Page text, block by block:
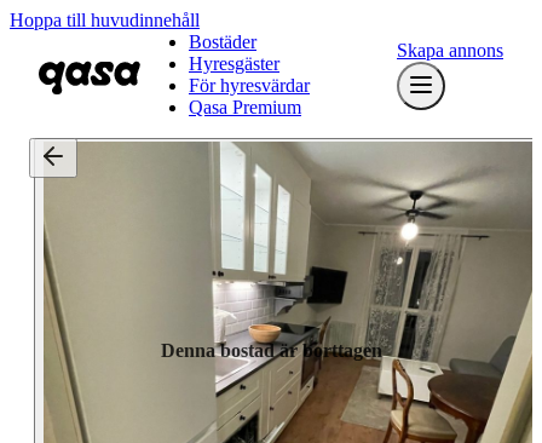
Hoppa till huvudinnehåll
Bostäder
Hyresgäster
För hyresvärdar
Qasa Premium
Skapa annons
Denna bostad är borttagen